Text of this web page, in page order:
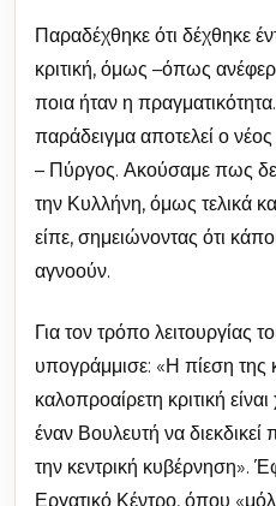
Παραδέχθηκε ότι δέχθηκε
κριτική, όμως –όπως
ποια ήταν η
παράδειγμα αποτελεί ο
– Πύργος. Ακούσαμε πως
την Κυλλήνη, όμως τελικά
είπε, σημειώνοντας ότι
αγνοούν.
Για τον τρόπο λειτουργίας
υπογράμμισε: «Η πίεση της
καλοπροαίρετη κριτική
έναν Βουλευτή να
την κεντρική κυβέρνηση».
Εργατικό Κέντρο, όπου